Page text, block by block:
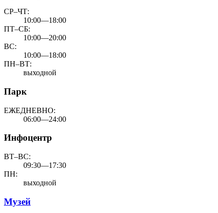
СР–ЧТ:
10:00—18:00
ПТ–СБ:
10:00—20:00
ВС:
10:00—18:00
ПН–ВТ:
выходной
Парк
ЕЖЕДНЕВНО:
06:00—24:00
Инфоцентр
ВТ–ВС:
09:30—17:30
ПН:
выходной
Музей